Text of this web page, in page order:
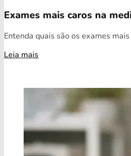
Exames mais caros na
Entenda quais são os exames
Leia mais